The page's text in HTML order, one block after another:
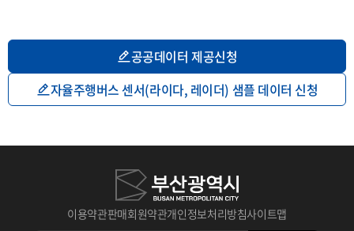
공공데이터 제공신청
자율주행버스 센서(라이다, 레이더) 샘플 데이터 신청
이용약관판매회원약관개인정보처리방침사이트맵